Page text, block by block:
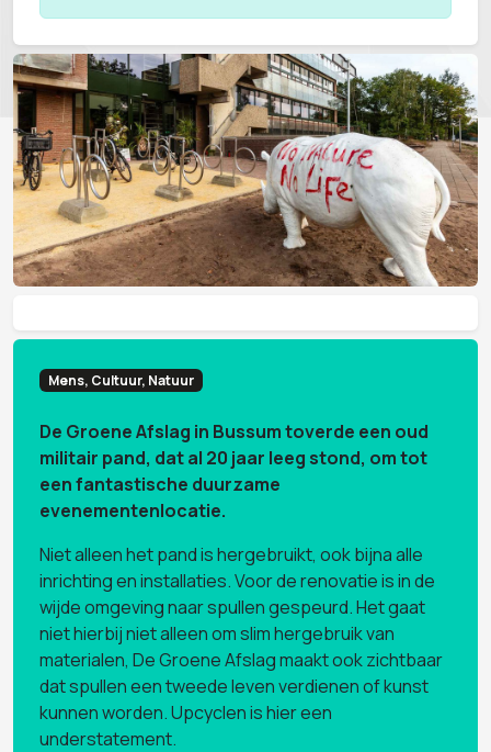
Mens, Cultuur, Natuur
De Groene Afslag in Bussum toverde een oud
militair pand, dat al 20 jaar leeg stond, om tot
een fantastische duurzame
evenementenlocatie.
Niet alleen het pand is hergebruikt, ook bijna alle
inrichting en installaties. Voor de renovatie is in de
wijde omgeving naar spullen gespeurd. Het gaat
niet hierbij niet alleen om slim hergebruik van
materialen, De Groene Afslag maakt ook zichtbaar
dat spullen een tweede leven verdienen of kunst
kunnen worden. Upcyclen is hier een
understatement.